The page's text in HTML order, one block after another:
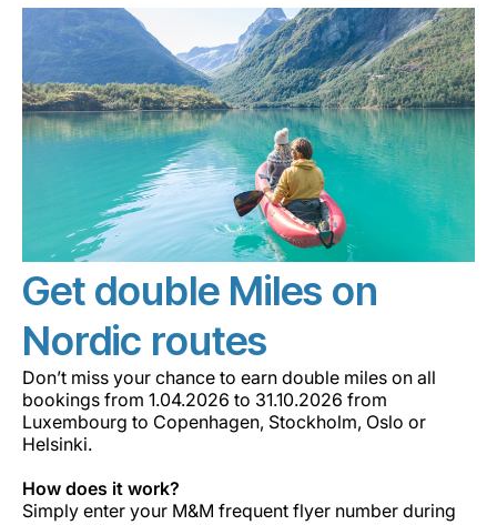
Get double Miles on
Nordic routes
Don’t miss your chance to earn double miles on all
bookings from 1.04.2026 to 31.10.2026 from
Luxembourg to Copenhagen, Stockholm, Oslo or
Helsinki.
How does it work?
Simply enter your M&M frequent flyer number during